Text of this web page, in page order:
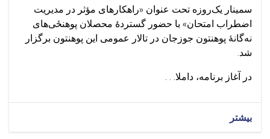
سمینار یک‌روزه تحت عنوان «راهکارهای مؤثر در مدیریت
اضطراب امتحان» با حضور گستردهٔ محصلان پوهنځی‌های
نه‌گانهٔ پوهنتون جوزجان در تالار عمومی این پوهنتون برگزار
شد.
در آغاز برنامه، داملا. . .
بیشتر